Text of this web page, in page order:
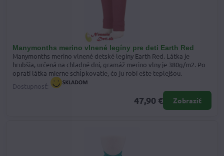
Manymonths merino vlnené legíny pre deti Earth Red
Manymonths merino vlnené detské legíny Earth Red. Látka je
hrubšia, určená na chladné dni, gramáž merino vlny je 380g/m2. Po
opratí látka mierne schĺpkovatie, čo ju robí ešte teplejšou.
Dostupnosť:
47,90 € Zobraziť